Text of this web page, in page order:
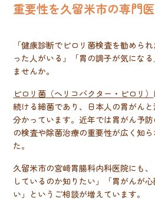
重要性を久留米市の専門
「健康診断でピロリ菌検査を勧めら
った人がいる」「胃の調子が気にな
ませんか。
ピロリ菌（ヘリコバクター・ピロリ）
続ける細菌であり、日本人の胃がん
分かっています。近年では胃がん予
の検査や除菌治療の重要性が広く知
た。
久留米市の宮﨑胃腸科内科医院にも
しているのか知りたい」「胃がんが
い」というご相談が増えています。